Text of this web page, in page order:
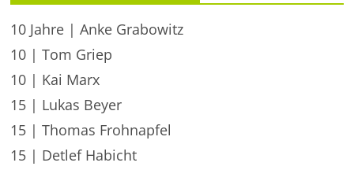
10 Jahre | Anke Grabowitz
10 | Tom Griep
10 | Kai Marx
15 | Lukas Beyer
15 | Thomas Frohnapfel
15 | Detlef Habicht